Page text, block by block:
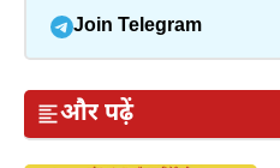
Join Telegram
और पढ़ें